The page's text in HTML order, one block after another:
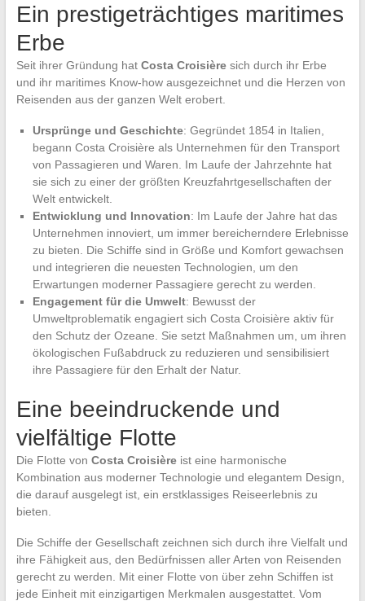
Ein prestigeträchtiges maritimes
Erbe
Seit ihrer Gründung hat Costa Croisièresich durch ihr Erbe
und ihr maritimes Know-how ausgezeichnet und die Herzen von
Reisenden aus der ganzen Welt erobert.
Ursprünge und Geschichte: Gegründet 1854 in Italien,
begann Costa Croisière als Unternehmen für den Transport
von Passagieren und Waren. Im Laufe der Jahrzehnte hat
sie sich zu einer der größten Kreuzfahrtgesellschaften der
Welt entwickelt.
Entwicklung und Innovation: Im Laufe der Jahre hat das
Unternehmen innoviert, um immer bereicherndere Erlebnisse
zu bieten. Die Schiffe sind in Größe und Komfort gewachsen
und integrieren die neuesten Technologien, um den
Erwartungen moderner Passagiere gerecht zu werden.
Engagement für die Umwelt: Bewusst der
Umweltproblematik engagiert sich Costa Croisière aktiv für
den Schutz der Ozeane. Sie setzt Maßnahmen um, um ihren
ökologischen Fußabdruck zu reduzieren und sensibilisiert
ihre Passagiere für den Erhalt der Natur.
Eine beeindruckende und
vielfältige Flotte
Die Flotte von Costa Croisièreist eine harmonische
Kombination aus moderner Technologie und elegantem Design,
die darauf ausgelegt ist, ein erstklassiges Reiseerlebnis zu
bieten.
Die Schiffe der Gesellschaft zeichnen sich durch ihre Vielfalt und
ihre Fähigkeit aus, den Bedürfnissen aller Arten von Reisenden
gerecht zu werden. Mit einer Flotte von über zehn Schiffen ist
jede Einheit mit einzigartigen Merkmalen ausgestattet. Vom